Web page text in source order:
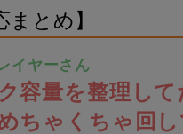
まとめ】
イヤーさん
容量を整理して
ちゃくちゃ回